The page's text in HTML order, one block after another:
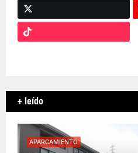
+ leído
APARCAMIENTO